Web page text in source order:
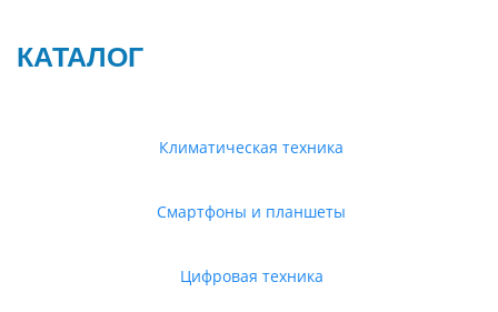
КАТАЛОГ
Климатическая техника
Смартфоны и планшеты
Цифровая техника